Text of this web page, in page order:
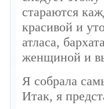
стараются
красивой и
атласа,
женщиной и
Я собрала
Итак, я